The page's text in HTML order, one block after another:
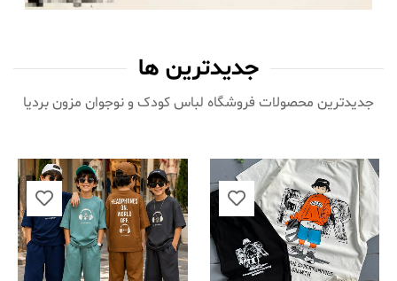
جدیدترین ها
جدیدترین محصولات فروشگاه لباس کودک و نوجوان مزون بردیا